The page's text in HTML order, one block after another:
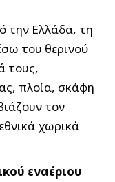
την Ελλάδα, τη
του θερινού
τους,
πλοία, σκάφη
τον
χωρικά
εναέριου